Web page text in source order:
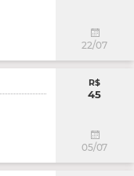
22/07
R$
45
05/07